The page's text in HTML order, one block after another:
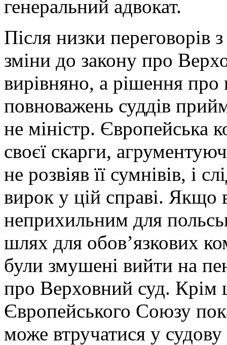
генеральний адвокат.
Після низки переговорів
зміни до закону про
вирівняно, а рішення
повноважень суддів
не міністр. Європейська
своєї скарги,
не розвіяв її сумнівів, і
вирок у цій справі.
неприхильним для
шлях для обов’язкових
були змушені вийти на
про Верховний суд. Крім
Європейського Союзу
може втручатися у